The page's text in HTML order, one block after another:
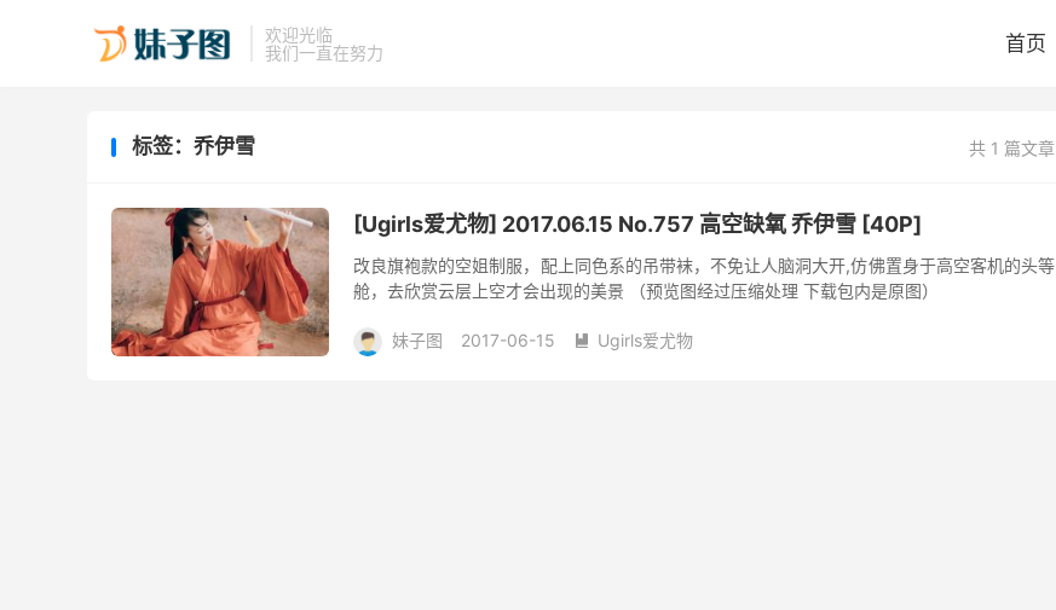
欢迎光临
我们一直在努力
首页
共 1 篇文章
标签：乔伊雪
[Ugirls爱尤物] 2017.06.15 No.757 高空缺氧 乔伊雪 [40P]
改良旗袍款的空姐制服，配上同色系的吊带袜，不免让人脑洞大开,仿佛置身于高空客机的头等
舱，去欣赏云层上空才会出现的美景 （预览图经过压缩处理 下载包内是原图）
妹子图 2017-06-15  Ugirls爱尤物